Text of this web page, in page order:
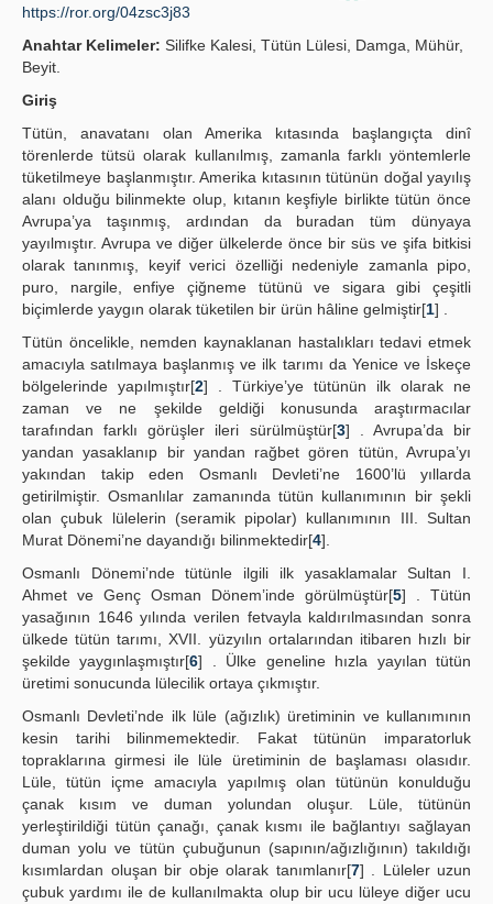
https://ror.org/04zsc3j83
Anahtar Kelimeler: Silifke Kalesi, Tütün Lülesi, Damga, Mühür,
Beyit.
Giriş
Tütün, anavatanı olan Amerika kıtasında başlangıçta dinî
törenlerde tütsü olarak kullanılmış, zamanla farklı yöntemlerle
tüketilmeye başlanmıştır. Amerika kıtasının tütünün doğal yayılış
alanı olduğu bilinmekte olup, kıtanın keşfiyle birlikte tütün önce
Avrupa’ya taşınmış, ardından da buradan tüm dünyaya
yayılmıştır. Avrupa ve diğer ülkelerde önce bir süs ve şifa bitkisi
olarak tanınmış, keyif verici özelliği nedeniyle zamanla pipo,
puro, nargile, enfiye çiğneme tütünü ve sigara gibi çeşitli
biçimlerde yaygın olarak tüketilen bir ürün hâline gelmiştir[1] .
Tütün öncelikle, nemden kaynaklanan hastalıkları tedavi etmek
amacıyla satılmaya başlanmış ve ilk tarımı da Yenice ve İskeçe
bölgelerinde yapılmıştır[2] . Türkiye’ye tütünün ilk olarak ne
zaman ve ne şekilde geldiği konusunda araştırmacılar
tarafından farklı görüşler ileri sürülmüştür[3] . Avrupa’da bir
yandan yasaklanıp bir yandan rağbet gören tütün, Avrupa’yı
yakından takip eden Osmanlı Devleti’ne 1600’lü yıllarda
getirilmiştir. Osmanlılar zamanında tütün kullanımının bir şekli
olan çubuk lülelerin (seramik pipolar) kullanımının III. Sultan
Murat Dönemi’ne dayandığı bilinmektedir[4].
Osmanlı Dönemi’nde tütünle ilgili ilk yasaklamalar Sultan I.
Ahmet ve Genç Osman Dönem’inde görülmüştür[5] . Tütün
yasağının 1646 yılında verilen fetvayla kaldırılmasından sonra
ülkede tütün tarımı, XVII. yüzyılın ortalarından itibaren hızlı bir
şekilde yaygınlaşmıştır[6] . Ülke geneline hızla yayılan tütün
üretimi sonucunda lülecilik ortaya çıkmıştır.
Osmanlı Devleti’nde ilk lüle (ağızlık) üretiminin ve kullanımının
kesin tarihi bilinmemektedir. Fakat tütünün imparatorluk
topraklarına girmesi ile lüle üretiminin de başlaması olasıdır.
Lüle, tütün içme amacıyla yapılmış olan tütünün konulduğu
çanak kısım ve duman yolundan oluşur. Lüle, tütünün
yerleştirildiği tütün çanağı, çanak kısmı ile bağlantıyı sağlayan
duman yolu ve tütün çubuğunun (sapının/ağızlığının) takıldığı
kısımlardan oluşan bir obje olarak tanımlanır[7] . Lüleler uzun
çubuk yardımı ile de kullanılmakta olup bir ucu lüleye diğer ucu